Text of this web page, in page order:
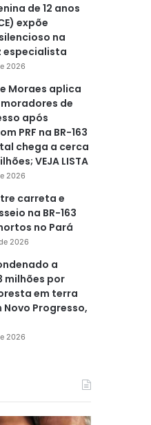
de 12 anos
expõe
na
especialista
2026
Moraes aplica
de
após
PRF na BR-163
chega a cerca
VEJA LISTA
2026
carreta e
na BR-163
no Pará
2026
a
milhões por
em terra
Novo Progresso,
2026